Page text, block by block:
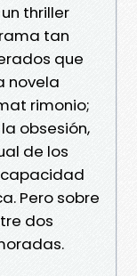
thriller
tan
que
novela
rimonio;
obsesión,
de los
Pero sobre
dos